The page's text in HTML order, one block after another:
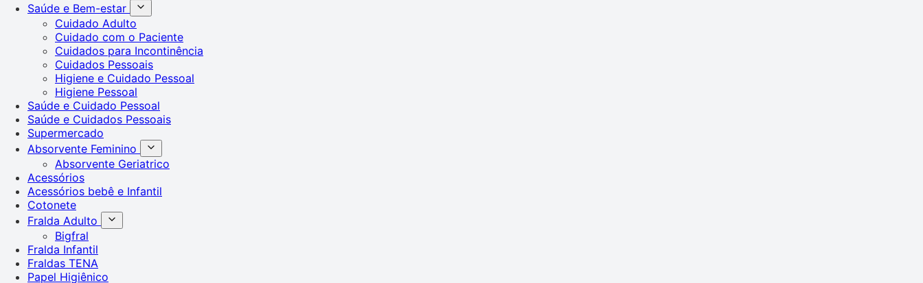
Saúde e Bem-estar
Cuidado Adulto
Cuidado com o Paciente
Cuidados para Incontinência
Cuidados Pessoais
Higiene e Cuidado Pessoal
Higiene Pessoal
Saúde e Cuidado Pessoal
Saúde e Cuidados Pessoais
Supermercado
Absorvente Feminino
Absorvente Geriatrico
Acessórios
Acessórios bebê e Infantil
Cotonete
Fralda Adulto
Bigfral
Fralda Infantil
Fraldas TENA
Papel Higiênico